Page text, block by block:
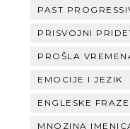
PAST
PRISVOJNI
PROŠLA
EMOCIJE I JEZIK
ENGLESKE
MNOZINA